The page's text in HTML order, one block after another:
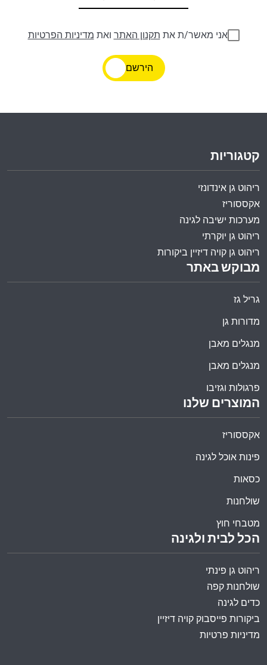
אני מאשר/ת את תקנון האתר ואת מדיניות הפרטיות
הירשם
הכל לבית ולגינה
ריהוט גן פינתי
שולחנות קפה
כדים לגינה
ביקורות פייסבוק קויה דיזיין
מדיניות פרטיות
המוצרים שלנו
אקססוריז
פינות אוכל לגינה
כסאות
שולחנות
מטבחי חוץ
מבוקש באתר
גריל גז
מדורות גן
מנגלים מאבן
מנגלים מאבן
פרגולות וגזיבו
קטגוריות
ריהוט גן אינדונזי
אקססוריז
מערכות ישיבה לגינה
ריהוט גן יוקרתי
ריהוט גן קויה דיזיין ביקורות